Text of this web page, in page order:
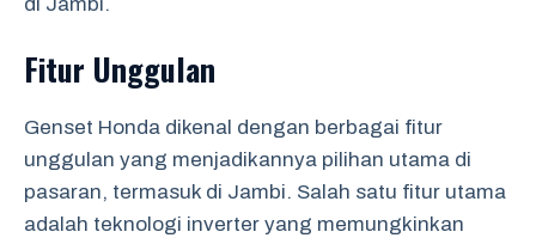
Fitur Unggulan
Genset Honda dikenal dengan berbagai fitur
unggulan yang menjadikannya pilihan utama di
pasaran, termasuk di Jambi. Salah satu fitur utama
adalah teknologi inverter yang memungkinkan